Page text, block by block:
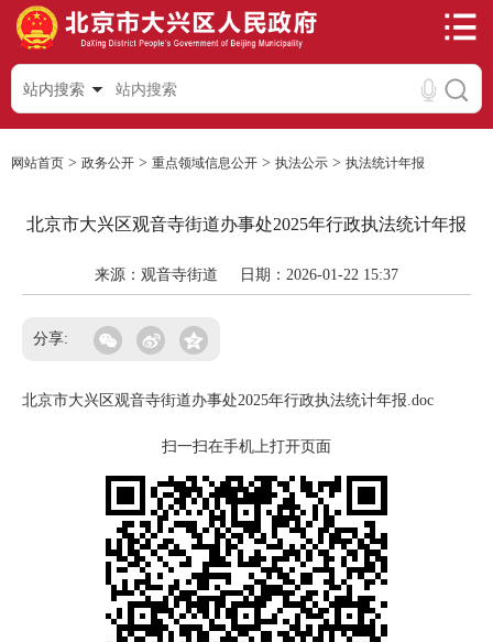
站内搜索
网站首页 > 政务公开 > 重点领域信息公开 > 执法公示 > 执法统计年报
北京市大兴区观音寺街道办事处2025年行政执法统计年报
来源：观音寺街道 日期：2026-01-22 15:37
分享:
北京市大兴区观音寺街道办事处2025年行政执法统计年报.doc
扫一扫在手机上打开页面